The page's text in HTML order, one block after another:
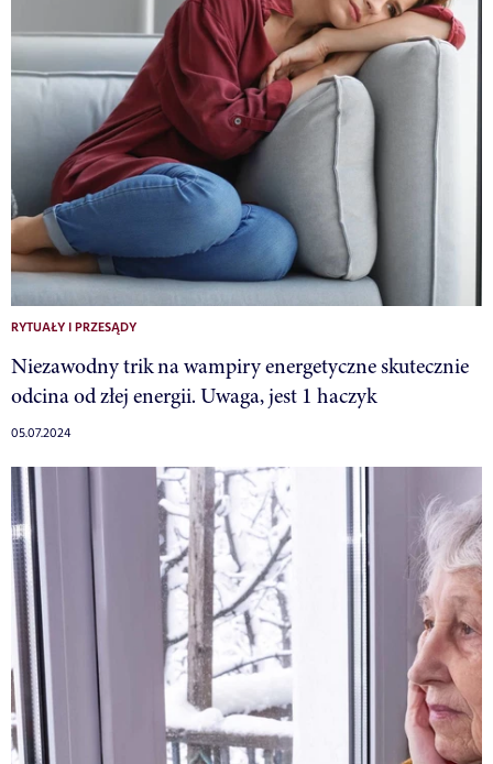
RYTUAŁY I PRZESĄDY
Niezawodny trik na wampiry energetyczne skutecznie
odcina od złej energii. Uwaga, jest 1 haczyk
05.07.2024